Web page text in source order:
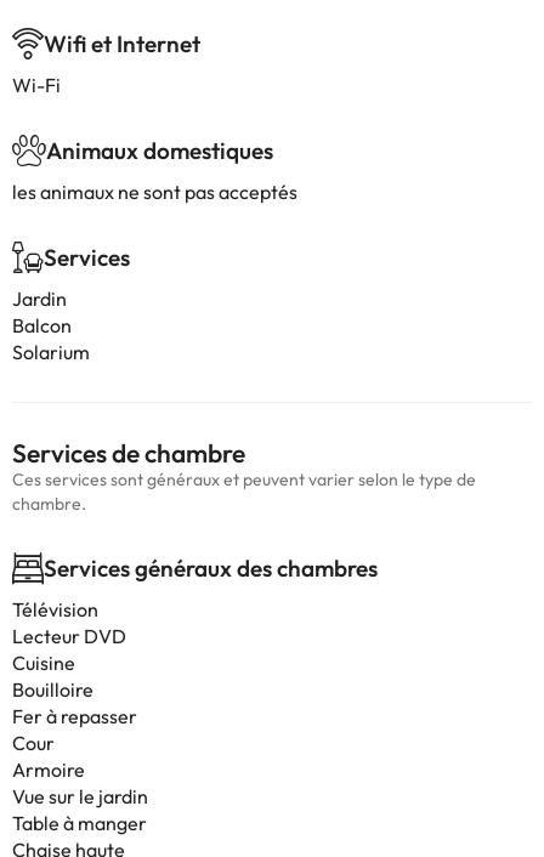
Wifi et Internet
Wi-Fi
Animaux domestiques
les animaux ne sont pas acceptés
Services
Jardin
Balcon
Solarium
Services de chambre
Ces services sont généraux et peuvent varier selon le type de
chambre.
Services généraux des chambres
Télévision
Lecteur DVD
Cuisine
Bouilloire
Fer à repasser
Cour
Armoire
Vue sur le jardin
Table à manger
Chaise haute